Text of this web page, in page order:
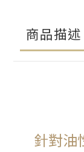
商品描述
針對油